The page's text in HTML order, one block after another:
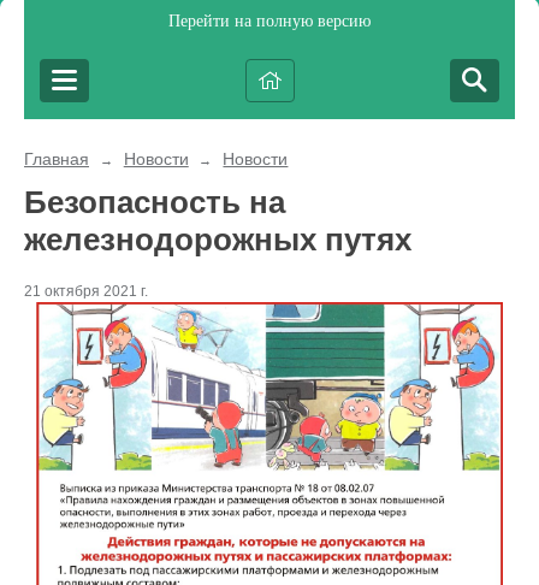
Перейти на полную версию
Главная → Новости → Новости
Безопасность на
железнодорожных путях
21 октября 2021 г.